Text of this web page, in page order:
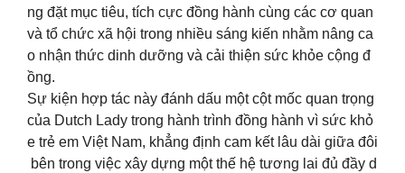
ng đặt mục tiêu, tích cực đồng hành cùng các cơ quan
và tổ chức xã hội trong nhiều sáng kiến nhằm nâng ca
o nhận thức dinh dưỡng và cải thiện sức khỏe cộng đ
ồng.
Sự kiện hợp tác này đánh dấu một cột mốc quan trọng
của Dutch Lady trong hành trình đồng hành vì sức khỏ
e trẻ em Việt Nam, khẳng định cam kết lâu dài giữa đôi
bên trong việc xây dựng một thế hệ tương lai đủ đầy d